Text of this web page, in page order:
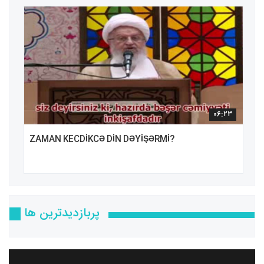
۰۶:۲۳
ZAMAN KECDİKCƏ DİN DƏYİŞƏRMİ?
پربازدیدترین ها